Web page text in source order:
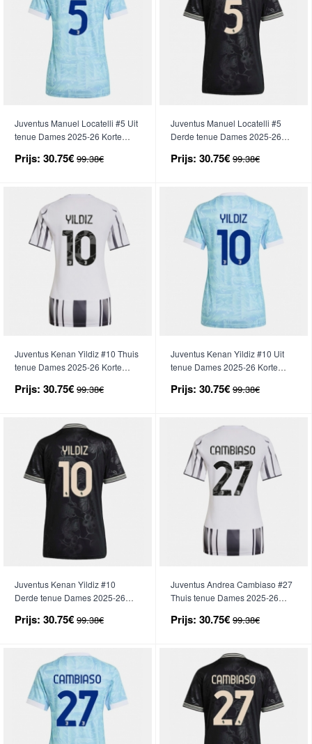
Juventus Manuel Locatelli #5 Uit
tenue Dames 2025-26 Korte
Prijs: 30.75€ 99.38€
Juventus Manuel Locatelli #5
Derde tenue Dames 2025-26
Prijs: 30.75€ 99.38€
Juventus Kenan Yildiz #10 Thuis
tenue Dames 2025-26 Korte
Prijs: 30.75€ 99.38€
Juventus Kenan Yildiz #10 Uit
tenue Dames 2025-26 Korte
Prijs: 30.75€ 99.38€
Juventus Kenan Yildiz #10
Derde tenue Dames 2025-26
Prijs: 30.75€ 99.38€
Juventus Andrea Cambiaso #27
Thuis tenue Dames 2025-26
Prijs: 30.75€ 99.38€